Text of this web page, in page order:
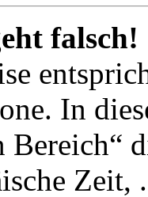
falsch!
In
Bereich“
Zeit,